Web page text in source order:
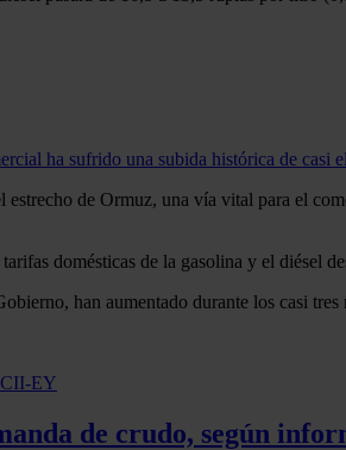
ha sufrido una subida histórica de casi
de Ormuz, una vía vital para el
domésticas de la gasolina y el diésel
han aumentado durante los casi tres
de crudo, según